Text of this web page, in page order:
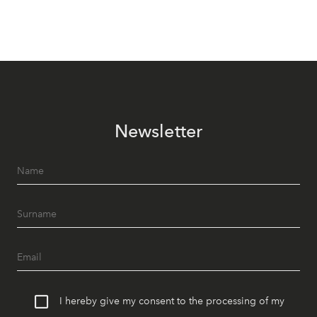
Newsletter
I hereby give my consent to the processing of my